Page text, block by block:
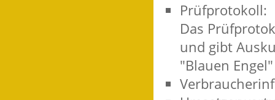
Prüfprotokoll:
Das
und gibt
"Blauen